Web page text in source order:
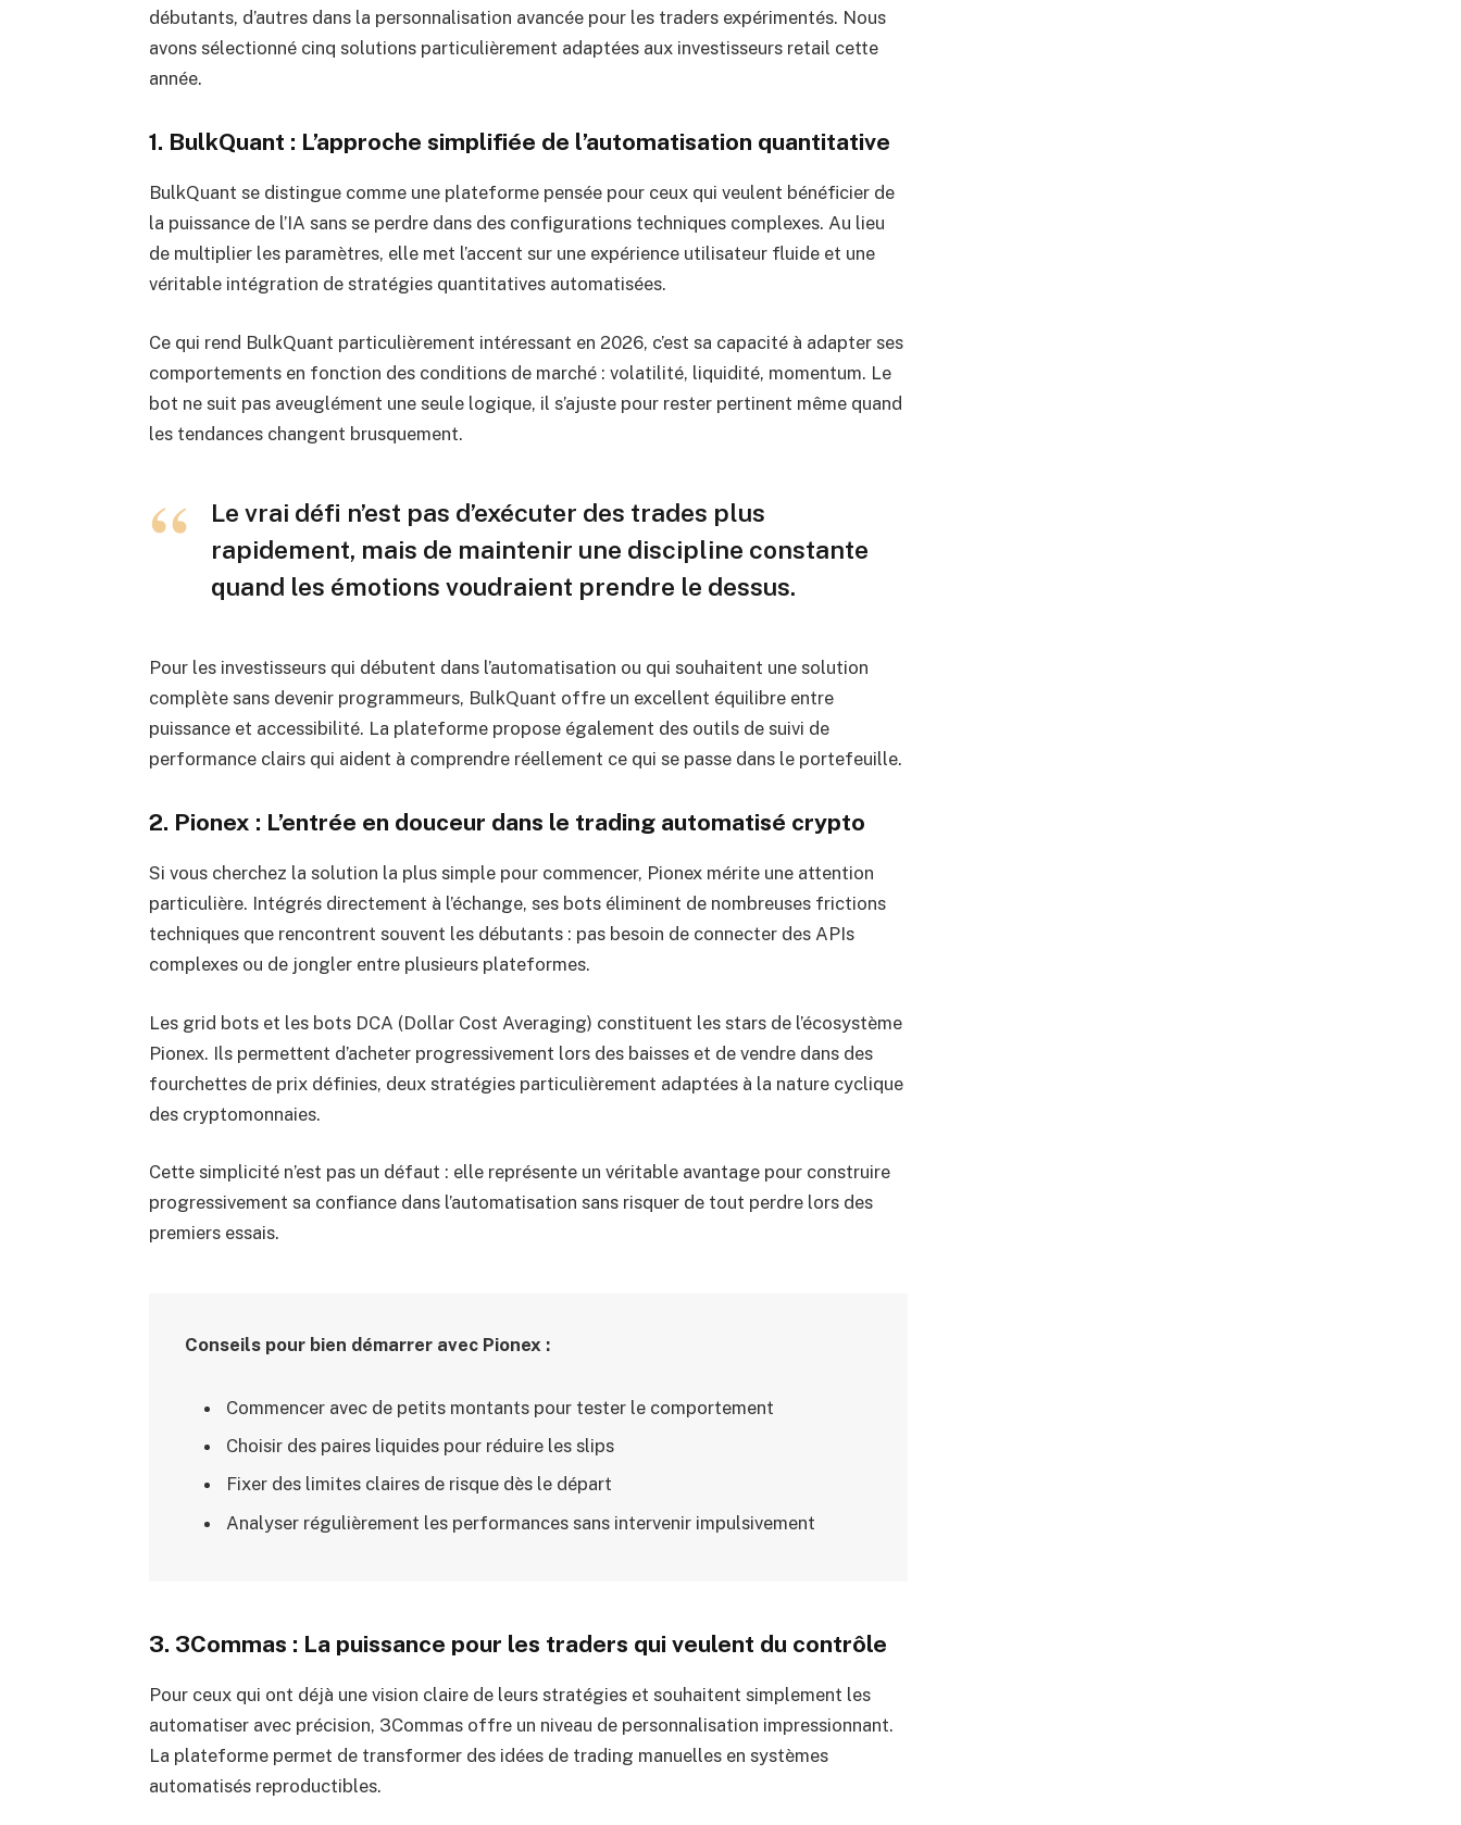
débutants, d’autres dans la personnalisation avancée pour les traders expérimentés. Nous
avons sélectionné cinq solutions particulièrement adaptées aux investisseurs retail cette
année.
1. BulkQuant : L’approche simplifiée de l’automatisation quantitative
BulkQuant se distingue comme une plateforme pensée pour ceux qui veulent bénéficier de
la puissance de l’IA sans se perdre dans des configurations techniques complexes. Au lieu
de multiplier les paramètres, elle met l’accent sur une expérience utilisateur fluide et une
véritable intégration de stratégies quantitatives automatisées.
Ce qui rend BulkQuant particulièrement intéressant en 2026, c’est sa capacité à adapter ses
comportements en fonction des conditions de marché : volatilité, liquidité, momentum. Le
bot ne suit pas aveuglément une seule logique, il s’ajuste pour rester pertinent même quand
les tendances changent brusquement.
Le vrai défi n’est pas d’exécuter des trades plus
rapidement, mais de maintenir une discipline constante
quand les émotions voudraient prendre le dessus.
Pour les investisseurs qui débutent dans l’automatisation ou qui souhaitent une solution
complète sans devenir programmeurs, BulkQuant offre un excellent équilibre entre
puissance et accessibilité. La plateforme propose également des outils de suivi de
performance clairs qui aident à comprendre réellement ce qui se passe dans le portefeuille.
2. Pionex : L’entrée en douceur dans le trading automatisé crypto
Si vous cherchez la solution la plus simple pour commencer, Pionex mérite une attention
particulière. Intégrés directement à l’échange, ses bots éliminent de nombreuses frictions
techniques que rencontrent souvent les débutants : pas besoin de connecter des APIs
complexes ou de jongler entre plusieurs plateformes.
Les grid bots et les bots DCA (Dollar Cost Averaging) constituent les stars de l’écosystème
Pionex. Ils permettent d’acheter progressivement lors des baisses et de vendre dans des
fourchettes de prix définies, deux stratégies particulièrement adaptées à la nature cyclique
des cryptomonnaies.
Cette simplicité n’est pas un défaut : elle représente un véritable avantage pour construire
progressivement sa confiance dans l’automatisation sans risquer de tout perdre lors des
premiers essais.
Conseils pour bien démarrer avec Pionex :
Commencer avec de petits montants pour tester le comportement
Choisir des paires liquides pour réduire les slips
Fixer des limites claires de risque dès le départ
Analyser régulièrement les performances sans intervenir impulsivement
3. 3Commas : La puissance pour les traders qui veulent du contrôle
Pour ceux qui ont déjà une vision claire de leurs stratégies et souhaitent simplement les
automatiser avec précision, 3Commas offre un niveau de personnalisation impressionnant.
La plateforme permet de transformer des idées de trading manuelles en systèmes
automatisés reproductibles.